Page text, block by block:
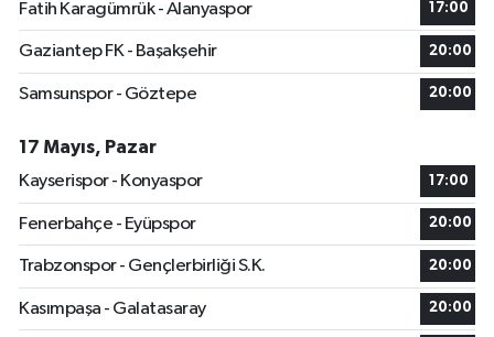
Fatih Karagümrük - Alanyaspor
17:00
Gaziantep FK - Başakşehir 20:00
Samsunspor - Göztepe 20:00
17 Mayıs, Pazar
Kayserispor - Konyaspor
17:00
Fenerbahçe - Eyüpspor 20:00
Trabzonspor - Gençlerbirliği S.K. 20:00
Kasımpaşa - Galatasaray 20:00